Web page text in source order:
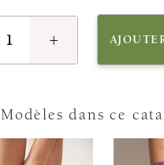
+
Modèles dans ce